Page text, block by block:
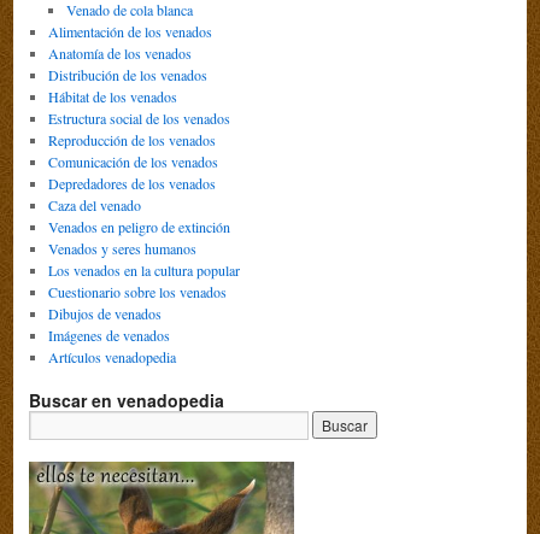
Venado de cola blanca
Alimentación de los venados
Anatomía de los venados
Distribución de los venados
Hábitat de los venados
Estructura social de los venados
Reproducción de los venados
Comunicación de los venados
Depredadores de los venados
Caza del venado
Venados en peligro de extinción
Venados y seres humanos
Los venados en la cultura popular
Cuestionario sobre los venados
Dibujos de venados
Imágenes de venados
Artículos venadopedia
Buscar en venadopedia